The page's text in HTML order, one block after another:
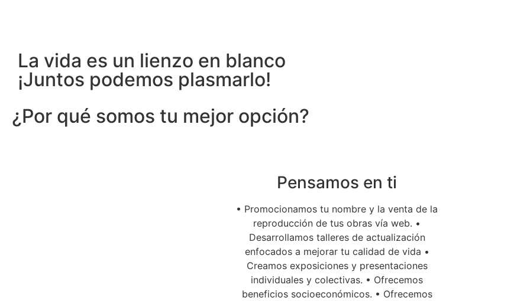
La vida es un lienzo en blanco
¡Juntos podemos plasmarlo!
¿Por qué somos tu mejor opción?
Pensamos en ti
• Promocionamos tu nombre y la venta de la
reproducción de tus obras vía web. •
Desarrollamos talleres de actualización
enfocados a mejorar tu calidad de vida •
Creamos exposiciones y presentaciones
individuales y colectivas. • Ofrecemos
beneficios socioeconómicos. • Ofrecemos